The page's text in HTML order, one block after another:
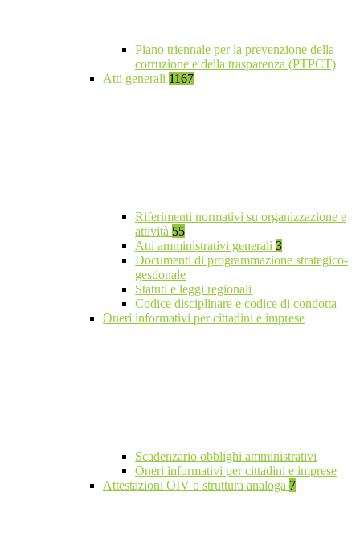
Piano triennale per la prevenzione della
corruzione e della trasparenza (PTPCT)
Atti generali 1167
Riferimenti normativi su organizzazione e
attività 55
Atti amministrativi generali 3
Documenti di programmazione strategico-
gestionale
Statuti e leggi regionali
Codice disciplinare e codice di condotta
Oneri informativi per cittadini e imprese
Scadenzario obblighi amministrativi
Oneri informativi per cittadini e imprese
Attestazioni OIV o struttura analoga 7